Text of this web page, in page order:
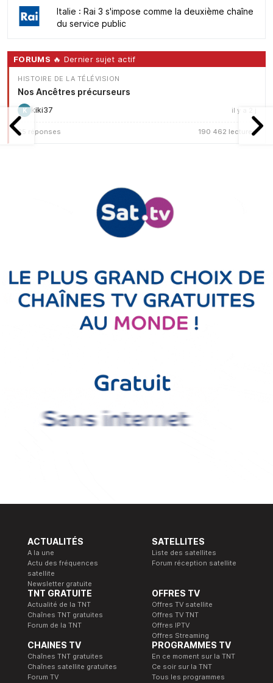
Italie : Rai 3 s'impose comme la deuxième chaîne
du service public
FORUMS 🔥 Dernier sujet actif
HISTOIRE DE LA TÉLÉVISION
Nos Ancêtres précurseurs
K kiki37 il y a 2 j
25 réponses 190 462 lectures
ACTUALITÉS
A la une
Actu des fréquences
satellite
Newsletter gratuite
SATELLITES
Liste des satellites
Forum réception satellite
TNT GRATUITE
Actualité de la TNT
Chaînes TNT gratuites
Forum de la TNT
OFFRES TV
Offres TV satellite
Offres TV TNT
Offres IPTV
Offres Streaming
CHAINES TV
Chaînes TNT gratuites
Chaînes satellite gratuites
Forum TV
PROGRAMMES TV
En ce moment sur la TNT
Ce soir sur la TNT
Tous les programmes